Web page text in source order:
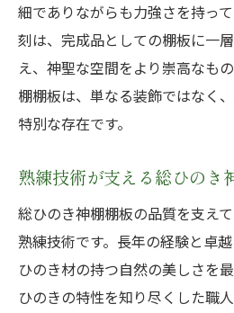
木目の美しさがもたら
職人の技が息づく総ひの
職人の技が詰まったひ
手仕事の結晶である総
伝統技術が息づくひの
職人の技が光る完成品
細でありながらも力強さを持っ
刻は、完成品としての棚板に一
え、神聖な空間をより崇高なも
棚棚板は、単なる装飾ではなく
特別な存在です。
熟練技術が支える総ひのき
総ひのき神棚棚板の品質を支え
熟練技術です。長年の経験と卓越
ひのき材の持つ自然の美しさを
ひのきの特性を知り尽くした職